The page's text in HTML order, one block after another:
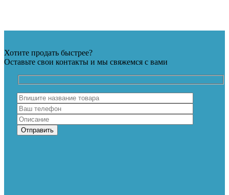
Хотите продать быстрее?
Оставьте свои контакты и мы свяжемся с вами